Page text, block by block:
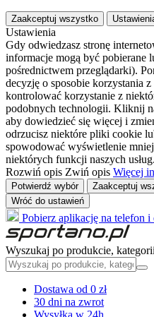
Zaakceptuj wszystko
Ustawienia
Gdy odwiedzasz stronę
informacje mogą być pobierane
pośrednictwem przeglądarki).
decyzję o sposobie korzystania z
kontrolować korzystanie z
podobnych technologii. Kliknij
aby dowiedzieć się więcej i
odrzucisz niektóre pliki cookie
spowodować wyświetlenie
niektórych funkcji naszych usług.
Rozwiń opis Zwiń opis Więcej
Potwierdź wybór
Zaakceptuj
Wróć do ustawień
Pobierz aplikację na telefon i
Wyszukaj po produkcie,
Dostawa od 0 zł
30 dni na zwrot
Wysyłka w 24h